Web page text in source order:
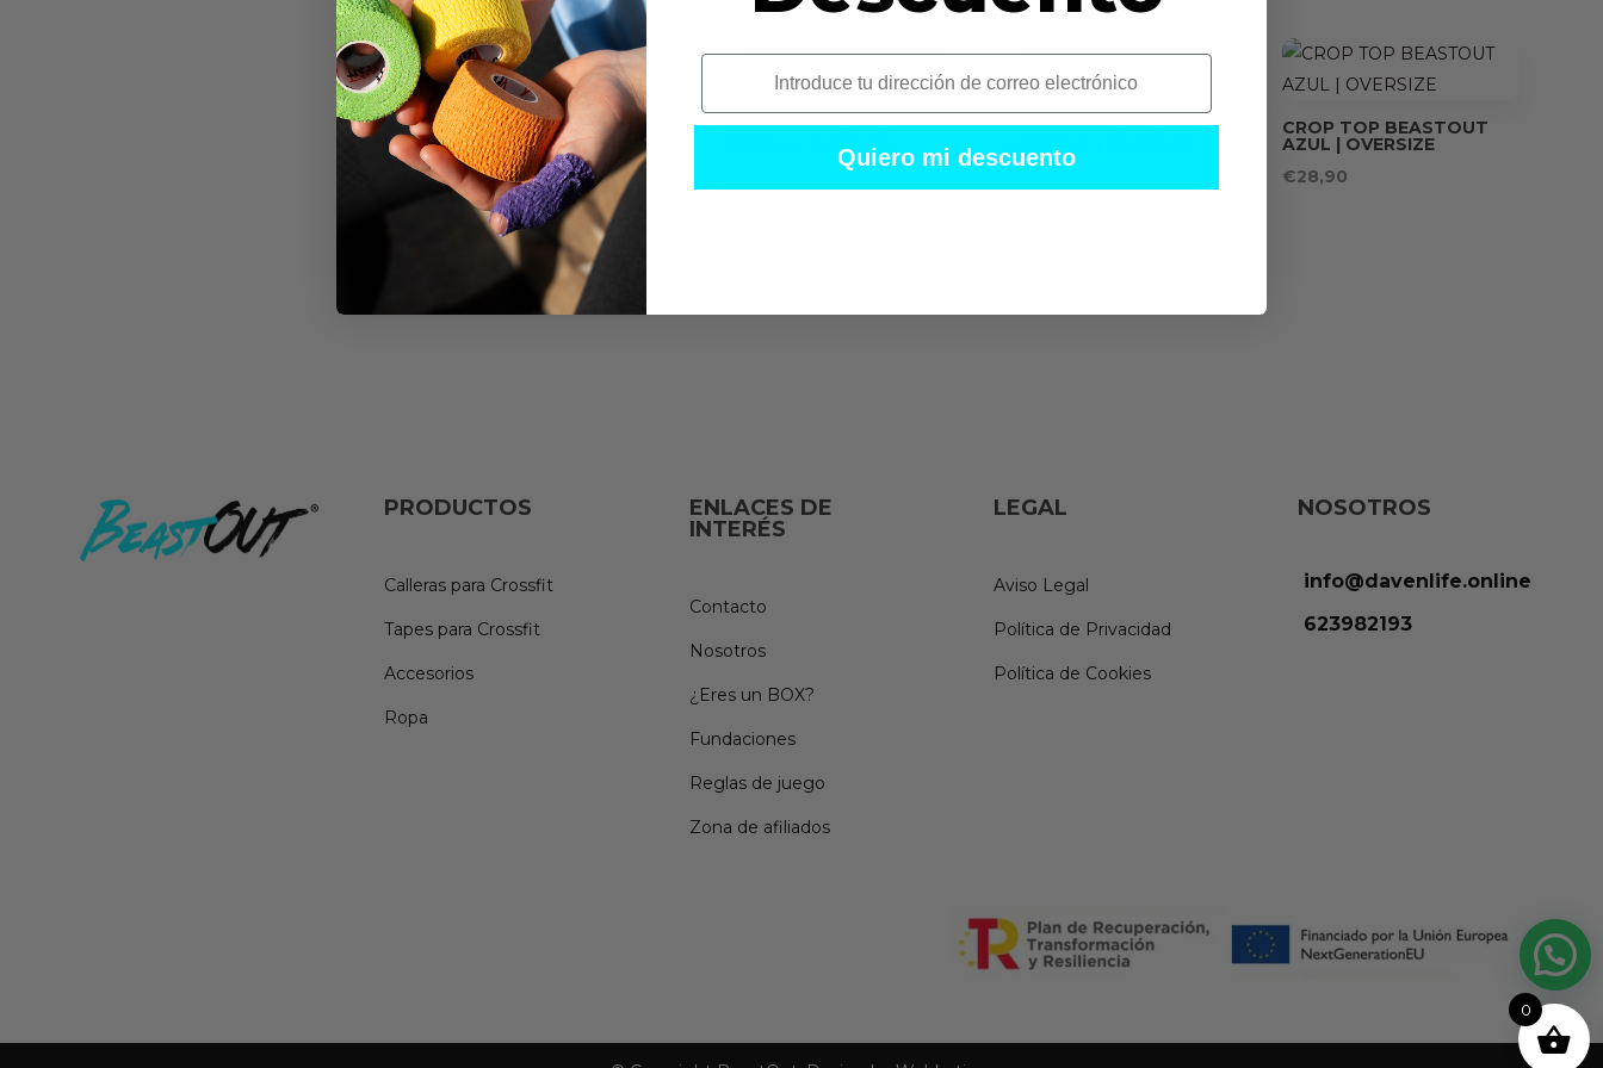
CAMISETA BEASTOUT
MORADA | OVERSIZE
€30,90
CROP TOP BEASTOUT
NEGRA | OVERSIZE
CROP TOP BEASTOUT CROP TOP BEASTOUT
AZUL | OVERSIZE
€28,90
PRODUCTOS
Calleras para Crossfit
Tapes para Crossfit
Accesorios
Ropa
ENLACES DE
INTERÉS
Contacto
Nosotros
¿Eres un BOX?
Fundaciones
Reglas de juego
Zona de afiliados
LEGAL
Aviso Legal
Política de Privacidad
Política de Cookies
NOSOTROS
info@davenlife.online
623982193
0
i
Quiero mi descuento